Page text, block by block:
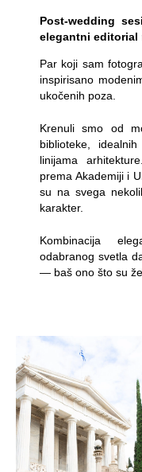
Post-wedding
elegantni editorial
Par koji sam
inspirisano
ukočenih poza.
Krenuli smo od
biblioteke,
linijama
prema Akademiji i
su na svega
karakter.
Kombinacija
odabranog svetla
— baš ono što su